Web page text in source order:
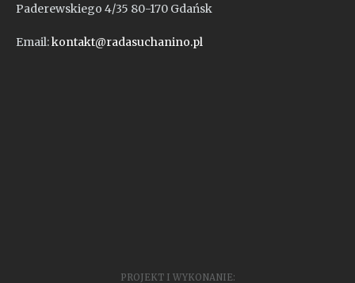
Paderewskiego 4/35 80-170 Gdańsk
Email:kontakt@radasuchanino.pl
PROJEKT I WYKONANIE: